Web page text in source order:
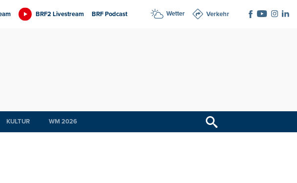
BRF2 Livestream BRF Podcast Wetter Verkehr
KULTUR WM 2026